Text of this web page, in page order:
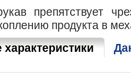
препятствует
продукта в
характеристики